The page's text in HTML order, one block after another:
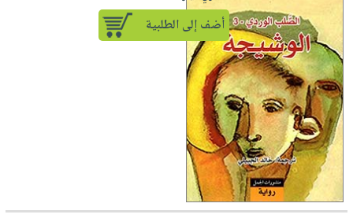
أضف إلى الطلبية